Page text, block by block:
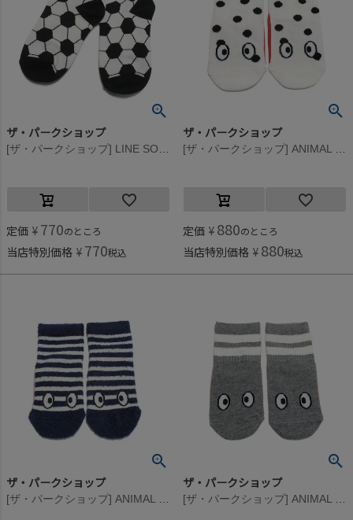
ザ・パークショップ
定価 ¥ 770のところ
当店特別価格 ¥ 770税込
ザ・パークショップ
定価 ¥ 880のところ
当店特別価格 ¥ 880税込
ザ・パークショップ ザ・パークショップ